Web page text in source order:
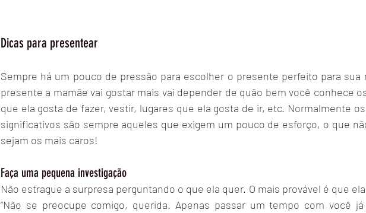
Dicas para presentear
Sempre há um pouco de pressão para escolher o presente perfeito para sua
presente a mamãe vai gostar mais vai depender de quão bem você conhece
que ela gosta de fazer, vestir, lugares que ela gosta de ir, etc. Normalmente
significativos são sempre aqueles que exigem um pouco de esforço, o que
sejam os mais caros!
Faça uma pequena investigação
Não estrague a surpresa perguntando o que ela quer. O mais provável é que
“Não se preocupe comigo, querida. Apenas passar um tempo com você